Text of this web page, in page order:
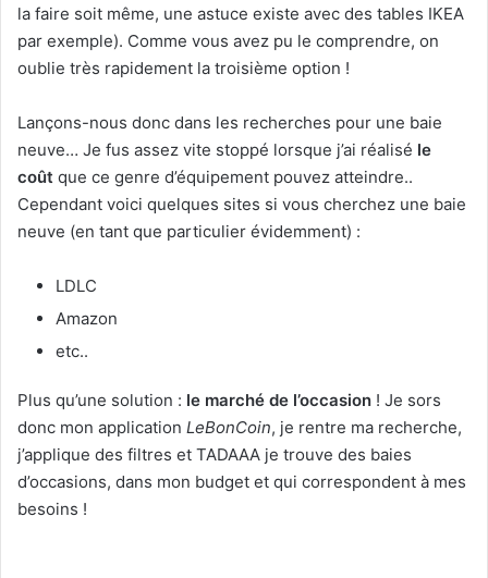
la faire soit même, une astuce existe avec des tables IKEA
par exemple). Comme vous avez pu le comprendre, on
oublie très rapidement la troisième option !
Lançons-nous donc dans les recherches pour une baie
neuve… Je fus assez vite stoppé lorsque j’ai réalisé le
coût que ce genre d’équipement pouvez atteindre..
Cependant voici quelques sites si vous cherchez une baie
neuve (en tant que particulier évidemment) :
LDLC
Amazon
etc..
Plus qu’une solution : le marché de l’occasion ! Je sors
donc mon application LeBonCoin, je rentre ma recherche,
j’applique des filtres et TADAAA je trouve des baies
d’occasions, dans mon budget et qui correspondent à mes
besoins !